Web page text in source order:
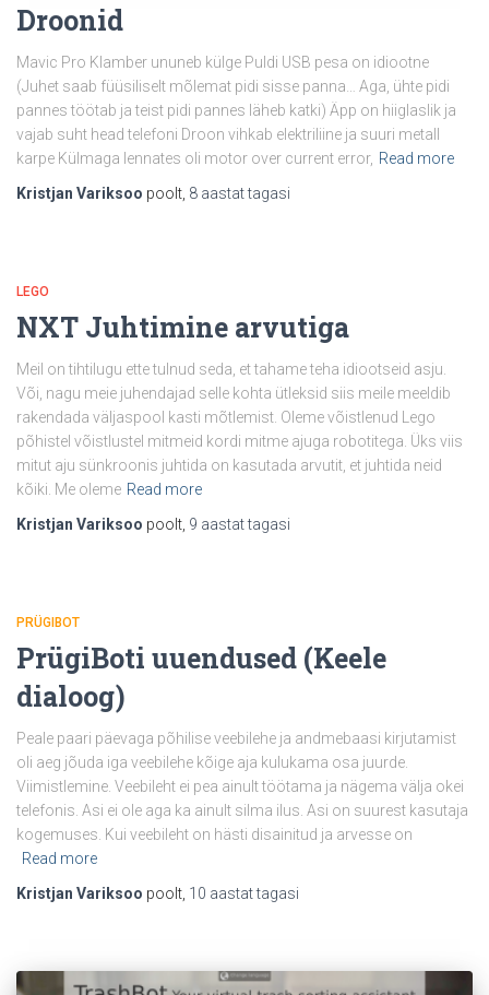
Droonid
Mavic Pro Klamber ununeb külge Puldi USB pesa on idiootne
(Juhet saab füüsiliselt mõlemat pidi sisse panna… Aga, ühte pidi
pannes töötab ja teist pidi pannes läheb katki) Äpp on hiiglaslik ja
vajab suht head telefoni Droon vihkab elektriliine ja suuri metall
karpe Külmaga lennates oli motor over current error, Read more
Kristjan Variksoo poolt, 8 aastattagasi
LEGO
NXT Juhtimine arvutiga
Meil on tihtilugu ette tulnud seda, et tahame teha idiootseid asju.
Või, nagu meie juhendajad selle kohta ütleksid siis meile meeldib
rakendada väljaspool kasti mõtlemist. Oleme võistlenud Lego
põhistel võistlustel mitmeid kordi mitme ajuga robotitega. Üks viis
mitut aju sünkroonis juhtida on kasutada arvutit, et juhtida neid
kõiki. Me oleme Read more
Kristjan Variksoo poolt, 9 aastattagasi
PRÜGIBOT
PrügiBoti uuendused (Keele
dialoog)
Peale paari päevaga põhilise veebilehe ja andmebaasi kirjutamist
oli aeg jõuda iga veebilehe kõige aja kulukama osa juurde.
Viimistlemine. Veebileht ei pea ainult töötama ja nägema välja okei
telefonis. Asi ei ole aga ka ainult silma ilus. Asi on suurest kasutaja
kogemuses. Kui veebileht on hästi disainitud ja arvesse on
Read more
Kristjan Variksoo poolt, 10 aastattagasi